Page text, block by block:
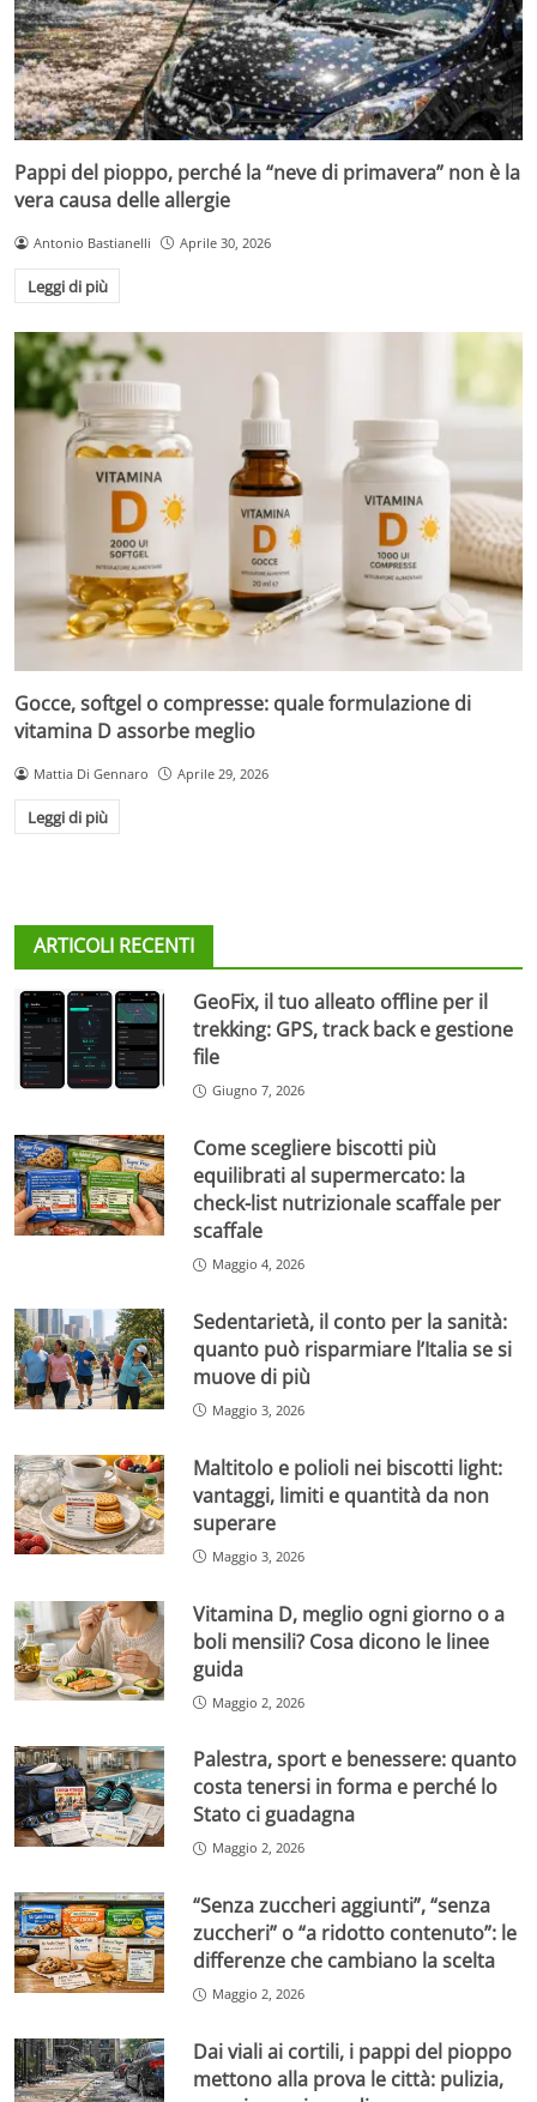
Pappi del pioppo, perché la “neve di primavera” non è la
vera causa delle allergie
Antonio Bastianelli Aprile 30, 2026
Leggi di più
Gocce, softgel o compresse: quale formulazione di
vitamina D assorbe meglio
Mattia Di Gennaro Aprile 29, 2026
Leggi di più
ARTICOLI RECENTI
GeoFix, il tuo alleato offline per il
trekking: GPS, track back e gestione
file
Giugno 7, 2026
Come scegliere biscotti più
equilibrati al supermercato: la
check-list nutrizionale scaffale per
scaffale
Maggio 4, 2026
Sedentarietà, il conto per la sanità:
quanto può risparmiare l’Italia se si
muove di più
Maggio 3, 2026
Maltitolo e polioli nei biscotti light:
vantaggi, limiti e quantità da non
superare
Maggio 3, 2026
Vitamina D, meglio ogni giorno o a
boli mensili? Cosa dicono le linee
guida
Maggio 2, 2026
Palestra, sport e benessere: quanto
costa tenersi in forma e perché lo
Stato ci guadagna
Maggio 2, 2026
“Senza zuccheri aggiunti”, “senza
zuccheri” o “a ridotto contenuto”: le
differenze che cambiano la scelta
Maggio 2, 2026
Dai viali ai cortili, i pappi del pioppo
mettono alla prova le città: pulizia,